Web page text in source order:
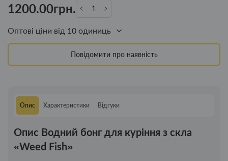
1200.00грн.
Оптові ціни від 10 одиниць
Повідомити про наявність
Опис Характеристики Відгуки
Опис Водний бонг для куріння з скла
«Weed Fish»